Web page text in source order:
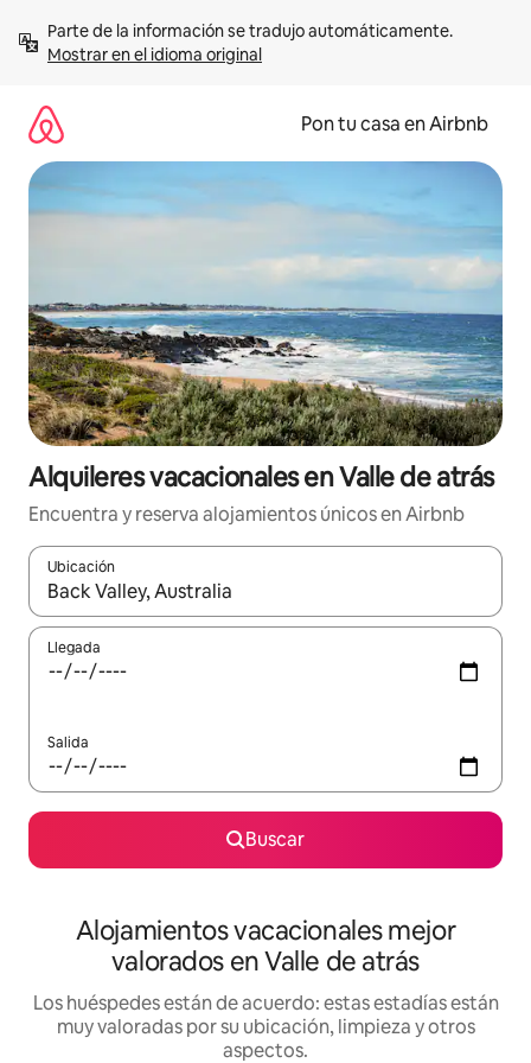
contenidoMostrar en el idioma original
Pon tu casa en Airbnb
Alquileres vacacionales en Valle de atrás
Encuentra y reserva alojamientos únicos en Airbnb
Ubicación
Cuando los resultados estén disponibles, navega con las
Llegada
Salida
Buscar
Alojamientos vacacionales mejor
valorados en Valle de atrás
Los huéspedes están de acuerdo: estas estadías están
muy valoradas por su ubicación, limpieza y otros
aspectos.